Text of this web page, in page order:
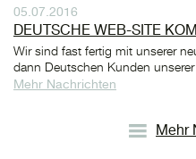
05.07.2016
DEUTSCHE WEB-SITE
Wir sind fast fertig mit unserer
dann Deutschen Kunden unserer
Mehr Nachrichten
Mehr